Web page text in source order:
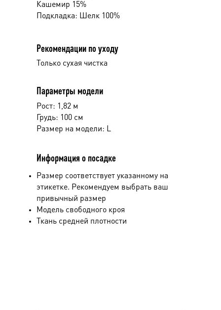
Кашемир 15%
Подкладка: Шелк 100%
Рост: 1,82 м
Грудь: 100 см
Размер на модели: L
Параметры модели
Только сухая чистка
Рекомендации по уходу
Размер соответствует указанному на
этикетке. Рекомендуем выбрать ваш
привычный размер
Модель свободного кроя
Ткань средней плотности
Информация о посадке